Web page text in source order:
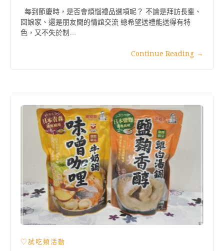
每到節慶時，是否會煩惱禮品選項呢？ 不論是拜訪長輩、
回娘家、還是朋友間的情誼交流 總希望送禮能送得有特
色，又不失於制…
Continue Reading →
♡試吃類活動